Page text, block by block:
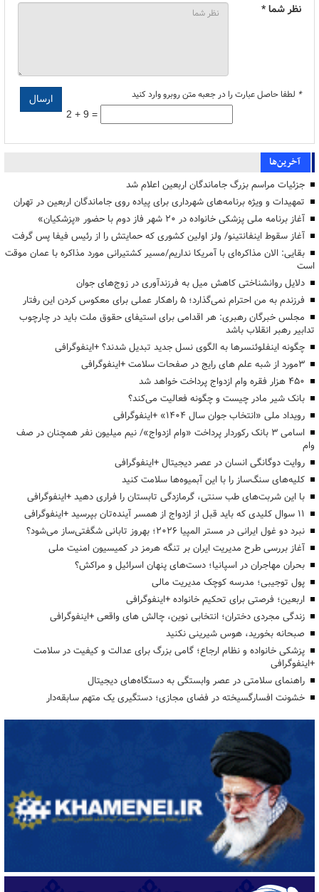
نظر شما *
* لطفا حاصل عبارت را در جعبه متن روبرو وارد کنید
2 + 9 =
آخرین‌ها
جزئیات مراسم بزرگ جاماندگان اربعین اعلام شد
تمهیدات و ویژه برنامه‌های شهرداری برای پیاده روی جاماندگان اربعین در تهران
آغاز برنامه ملی پزشکی خانواده در ۲۰ شهر فاز دوم با حضور «پزشکیان»
آغاز سقوط اینفانتینو/ ولز اولین کشوری که حمایتش را از رئیس فیفا پس گرفت
بقایی: الان مذاکره‌ای با آمریکا نداریم/مسیر کشتیرانی مورد مذاکره با عمان موقت
است
دلایل روانشناختی کاهش میل به فرزندآوری در زوج‌های جوان
فرزندم به من احترام نمی‌گذارد؛ ۵ راهکار عملی برای معکوس کردن این رفتار
مجلس خبرگان رهبری: هر اقدامی برای استیفای حقوق ملت باید در چارچوب
تدابیر رهبر انقلاب باشد
چگونه اینفلوئنسرها به الگوی نسل جدید تبدیل شدند؟ +اینفوگرافی
3مورد از شبه علم های رایج در صفحات سلامت +اینفوگرافی
۴۵۰ هزار فقره وام ازدواج پرداخت خواهد شد
بانک شیر مادر چیست و چگونه فعالیت می‌کند؟
رویداد ملی «انتخاب جوان سال ۱۴۰۴» +اینفوگرافی
اسامی ۳ بانک رکوردار پرداخت «وام ازدواج»/ نیم میلیون نفر همچنان در صف
وام
روایت دوگانگی انسان در عصر دیجیتال +اینفوگرافی
کلیه‌های سنگ‌ساز را با این آبمیوه‌ها سلامت کنید
با این شربت‌های طب سنتی، گرمازدگی تابستان را فراری دهید +اینفوگرافی
۱۱ سوال کلیدی که باید قبل از ازدواج از همسر آینده‌تان بپرسید +اینفوگرافی
نبرد دو غول ایرانی در مستر المپیا ۲۰۲۶؛ بهروز تابانی شگفتی‌ساز می‌شود؟
آغاز بررسی طرح مدیریت ایران بر تنگه هرمز در کمیسیون امنیت ملی
بحران مهاجران در اسپانیا؛ دست‌های پنهان اسرائیل و مراکش؟
پول توجیبی؛ مدرسه کوچک مدیریت مالی
اربعین؛ فرصتی برای تحکیم خانواده +اینفوگرافی
زندگی مجردی دختران؛ انتخابی نوین، چالش های واقعی +اینفوگرافی
صبحانه بخورید، هوس شیرینی نکنید
پزشکی خانواده و نظام ارجاع؛ گامی بزرگ برای عدالت و کیفیت در سلامت
+اینفوگرافی
راهنمای سلامتی در عصر وابستگی به دستگاه‌های دیجیتال
خشونت افسارگسیخته در فضای مجازی؛ دستگیری یک متهم سابقه‌دار